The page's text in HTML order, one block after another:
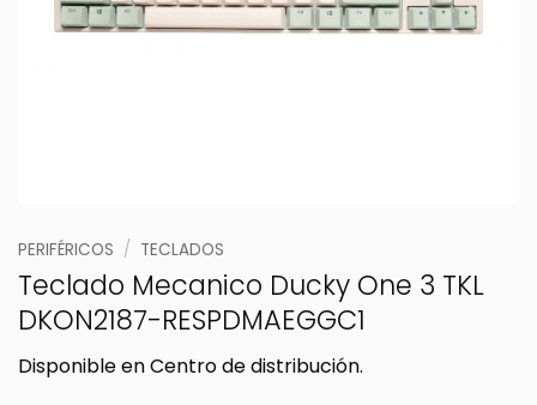
PERIFÉRICOS / TECLADOS
Teclado Mecanico Ducky One 3 TKL
DKON2187-RESPDMAEGGC1
Disponible en Centro de distribución.